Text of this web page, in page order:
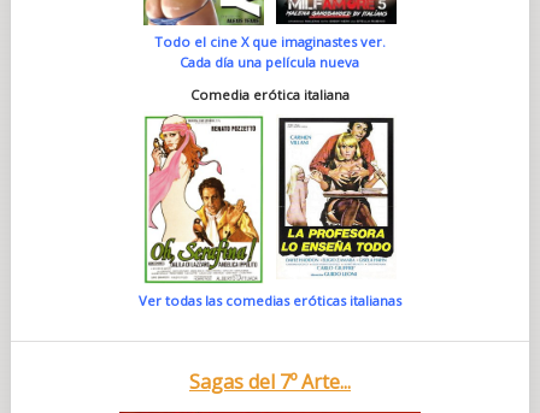
Todo el cine X que imaginastes ver.
Cada día una película nueva
Comedia erótica italiana
Ver todas las comedias eróticas italianas
Sagas del 7º Arte...